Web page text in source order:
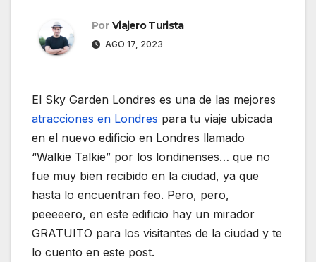
Por Viajero Turista
AGO 17, 2023
El Sky Garden Londres es una de las mejores
atracciones en Londres para tu viaje ubicada
en el nuevo edificio en Londres llamado
“Walkie Talkie” por los londinenses… que no
fue muy bien recibido en la ciudad, ya que
hasta lo encuentran feo. Pero, pero,
peeeeero, en este edificio hay un mirador
GRATUITO para los visitantes de la ciudad y te
lo cuento en este post.